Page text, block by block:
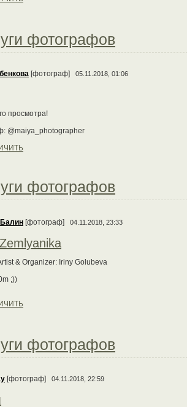
фотографов
[фотограф] 05.11.2018, 01:06
просмотра!
@maiya_photographer
фотографов
Балин [фотограф] 04.11.2018, 23:33
& Organizer: Iriny Golubeva
;))
фотографов
[фотограф] 04.11.2018, 22:59